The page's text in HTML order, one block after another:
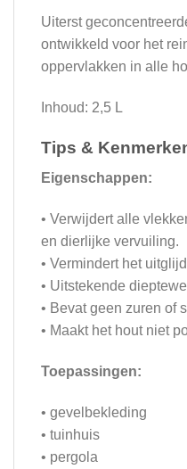
Uiterst
ontwikkeld voor het
oppervlakken in alle
Inhoud: 2,5 L
Tips &
Eigenschappen:
• Verwijdert alle
en dierlijke vervuiling.
• Vermindert het
• Uitstekende
• Bevat geen zuren of
• Maakt het hout niet
Toepassingen:
• gevelbekleding
• tuinhuis
• pergola